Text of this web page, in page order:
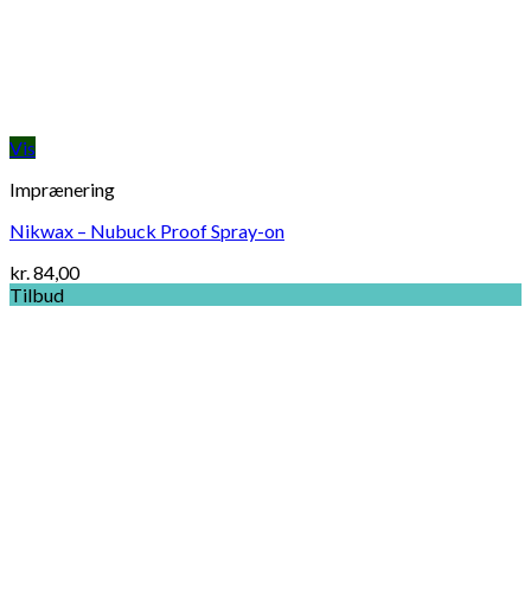
Vis
Imprænering
Nikwax – Nubuck Proof Spray-on
kr.84,00
Tilbud